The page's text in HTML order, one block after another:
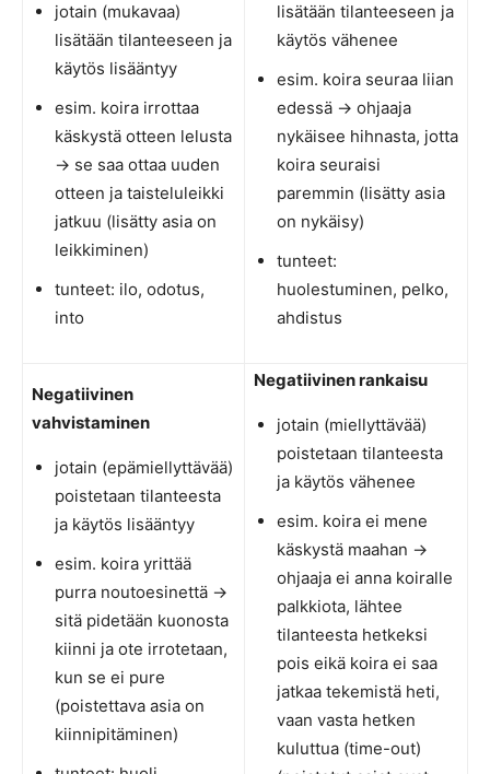
jotain (mukavaa)
lisätään tilanteeseen ja
käytös lisääntyy
esim. koira irrottaa
käskystä otteen lelusta
-> se saa ottaa uuden
otteen ja taisteluleikki
jatkuu (lisätty asia on
leikkiminen)
tunteet: ilo, odotus,
into
lisätään tilanteeseen ja
käytös vähenee
esim. koira seuraa liian
edessä -> ohjaaja
nykäisee hihnasta, jotta
koira seuraisi
paremmin (lisätty asia
on nykäisy)
tunteet:
huolestuminen, pelko,
ahdistus
Negatiivinen
vahvistaminen
jotain (epämiellyttävää)
poistetaan tilanteesta
ja käytös lisääntyy
esim. koira yrittää
purra noutoesinettä ->
sitä pidetään kuonosta
kiinni ja ote irrotetaan,
kun se ei pure
(poistettava asia on
kiinnipitäminen)
Negatiivinen rankaisu
jotain (miellyttävää)
poistetaan tilanteesta
ja käytös vähenee
esim. koira ei mene
käskystä maahan ->
ohjaaja ei anna koiralle
palkkiota, lähtee
tilanteesta hetkeksi
pois eikä koira ei saa
jatkaa tekemistä heti,
vaan vasta hetken
kuluttua (time-out)